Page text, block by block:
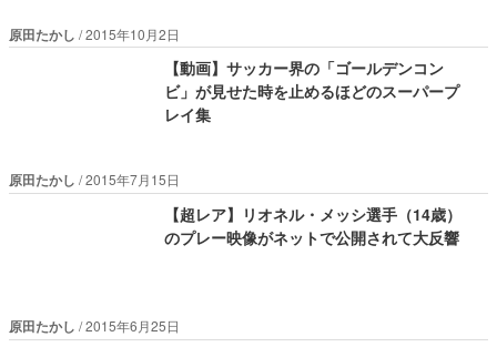
原田たかし 2015年10月2日
【動画】サッカー界の「ゴールデンコン
ビ」が見せた時を止めるほどのスーパープ
レイ集
原田たかし 2015年7月15日
【超レア】リオネル・メッシ選手（14歳）
のプレー映像がネットで公開されて大反響
原田たかし 2015年6月25日